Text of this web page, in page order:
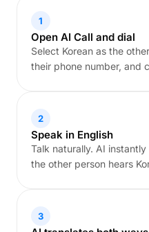
1
Open AI Call and dial
Select Korean as the
their phone number, and
2
Speak in English
Talk naturally. AI
the other person hears
3